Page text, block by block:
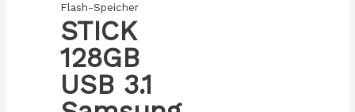
Flash-Speicher
STICK
128GB
USB 3.1